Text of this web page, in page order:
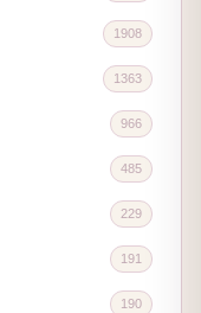
1908
1363
966
485
229
191
190